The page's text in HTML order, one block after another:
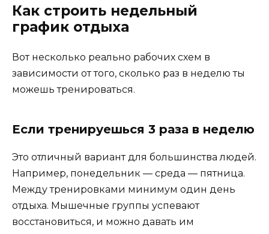
Как строить недельный
график отдыха
Вот несколько реально рабочих схем в
зависимости от того, сколько раз в неделю ты
можешь тренироваться.
Если тренируешься 3 раза в неделю
Это отличный вариант для большинства людей.
Например, понедельник — среда — пятница.
Между тренировками минимум один день
отдыха. Мышечные группы успевают
восстановиться, и можно давать им